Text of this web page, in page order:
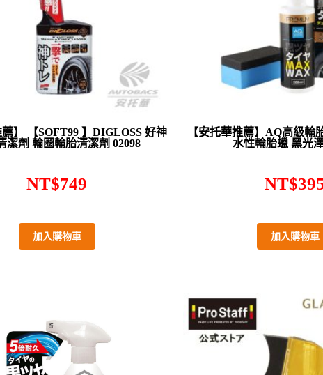
薦】 【SOFT99 】DIGLOSS 好神
潔劑 輪圈輪胎清潔劑 02098
NT$749
加入購物車
【安托華推薦】AQ高級輪
水性輪胎蠟 黑光
NT$
加入購物車